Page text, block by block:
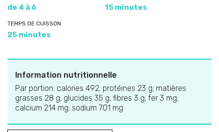
de 4 à 6 15 minutes
TEMPS DE CUISSON
25 minutes
Information nutritionnelle
Par portion: calories 492; protéines 23 g; matières
grasses 28 g; glucides 35 g; fibres 3 g; fer 3 mg;
calcium 214 mg; sodium 701 mg